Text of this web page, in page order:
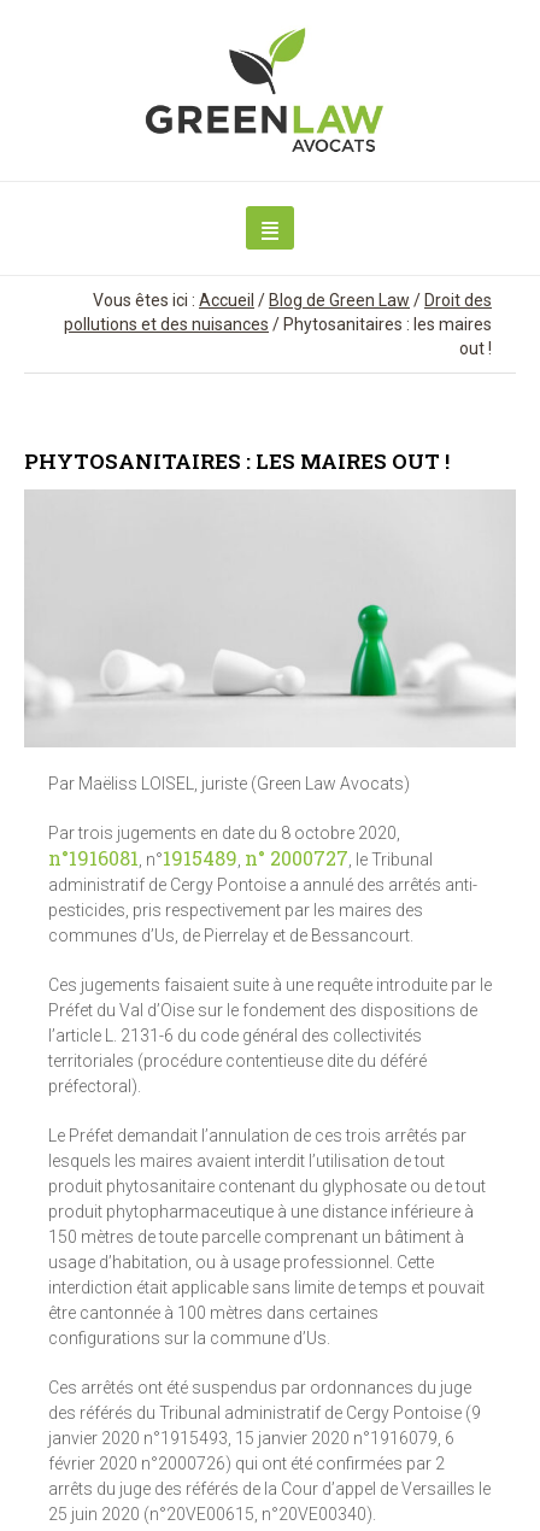
Vous êtes ici : Accueil / Blog de Green Law / Droit des
pollutions et des nuisances / Phytosanitaires : les maires
out !
PHYTOSANITAIRES : LES MAIRES OUT !
Par Maëliss LOISEL, juriste (Green Law Avocats)
Par trois jugements en date du 8 octobre 2020,
n°1916081 , n°1915489 n° 2000727 , le Tribunal
administratif de Cergy Pontoise a annulé des arrêtés anti-
pesticides, pris respectivement par les maires des
communes d’Us, de Pierrelay et de Bessancourt.
Ces jugements faisaient suite à une requête introduite par le
Préfet du Val d’Oise sur le fondement des dispositions de
l’article L. 2131-6 du code général des collectivités
territoriales (procédure contentieuse dite du déféré
préfectoral).
Le Préfet demandait l’annulation de ces trois arrêtés par
lesquels les maires avaient interdit l’utilisation de tout
produit phytosanitaire contenant du glyphosate ou de tout
produit phytopharmaceutique à une distance inférieure à
150 mètres de toute parcelle comprenant un bâtiment à
usage d’habitation, ou à usage professionnel. Cette
interdiction était applicable sans limite de temps et pouvait
être cantonnée à 100 mètres dans certaines
configurations sur la commune d’Us.
Ces arrêtés ont été suspendus par ordonnances du juge
des référés du Tribunal administratif de Cergy Pontoise (9
janvier 2020 n°1915493, 15 janvier 2020 n°1916079, 6
février 2020 n°2000726) qui ont été confirmées par 2
arrêts du juge des référés de la Cour d’appel de Versailles le
25 juin 2020 (n°20VE00615, n°20VE00340).